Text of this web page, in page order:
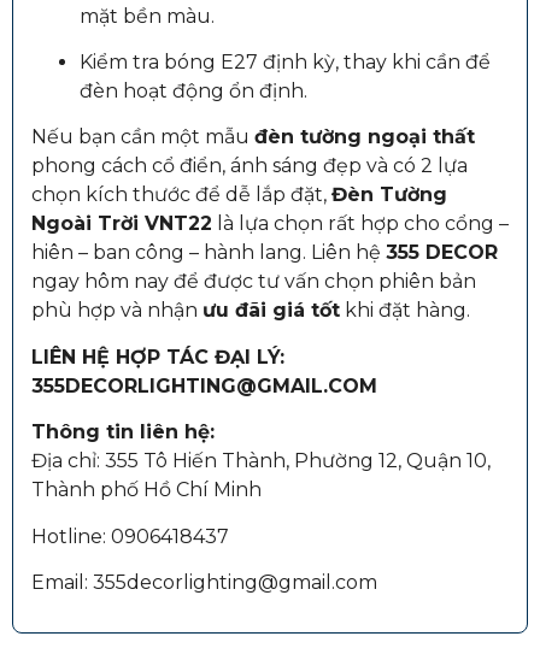
mặt bền màu.
Kiểm tra bóng E27 định kỳ, thay khi cần để
đèn hoạt động ổn định.
Nếu bạn cần một mẫu đèn tường ngoại thất
phong cách cổ điển, ánh sáng đẹp và có 2 lựa
chọn kích thước để dễ lắp đặt, Đèn Tường
Ngoài Trời VNT22 là lựa chọn rất hợp cho cổng –
hiên – ban công – hành lang. Liên hệ 355 DECOR
ngay hôm nay để được tư vấn chọn phiên bản
phù hợp và nhận ưu đãi giá tốt khi đặt hàng.
LIÊN HỆ HỢP TÁC ĐẠI LÝ:
355DECORLIGHTING@GMAIL.COM
Thông tin liên hệ:
Địa chỉ: 355 Tô Hiến Thành, Phường 12, Quận 10,
Thành phố Hồ Chí Minh
Hotline: 0906418437
Email: 355decorlighting@gmail.com